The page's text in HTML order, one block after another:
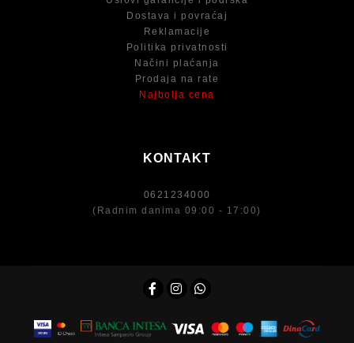
Dostava i povraćaj
Reklamacije
Politika privatnosti
Načini plaćanja
Prodaja na rate
Najbolja cena
KONTAKT
0621234000
(Radnim danima 09:00 - 17:00)